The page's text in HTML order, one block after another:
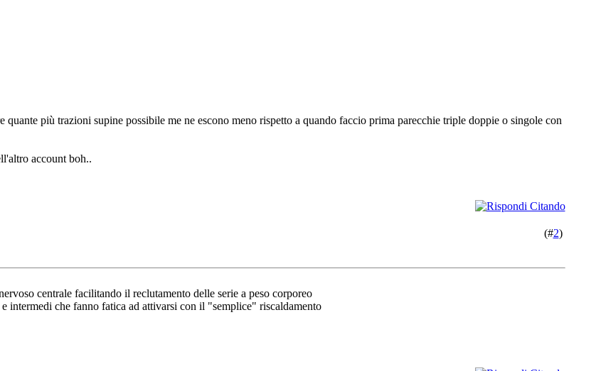
più trazioni supine possibile me ne escono meno rispetto a quando faccio prima parecchie triple doppie o singole con
account boh..
(#2)
centrale facilitando il reclutamento delle serie a peso corporeo
intermedi che fanno fatica ad attivarsi con il "semplice" riscaldamento